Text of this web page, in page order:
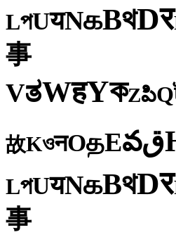
LপUयNகBথDर
事
VತWहYকZపిQ
故KওनOதEవق
LপUयNகBথDर
事